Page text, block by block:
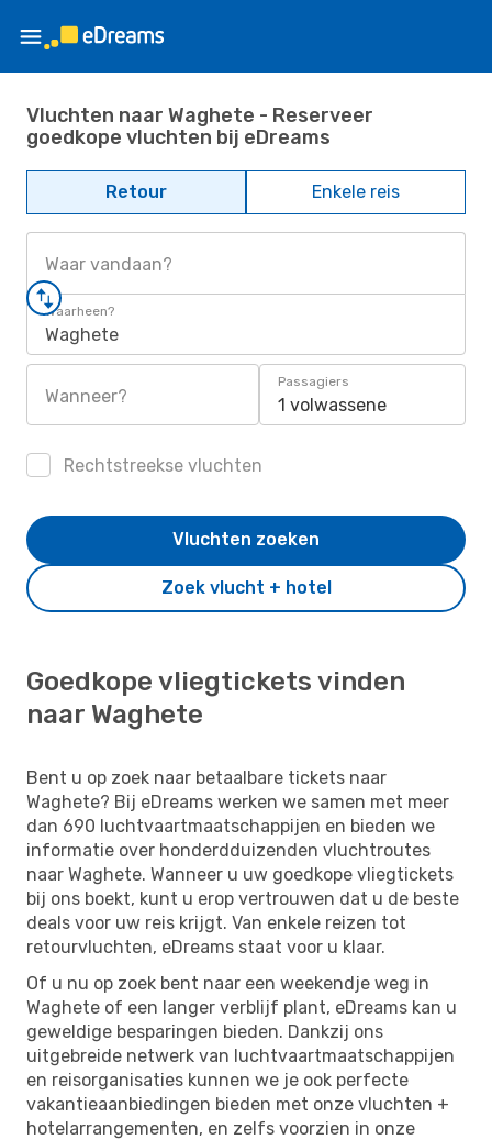
Vluchten naar Waghete - Reserveer
goedkope vluchten bij eDreams
Retour Enkele reis
Waar vandaan?
Waarheen?
Waghete
Wanneer?
Passagiers
1 volwassene
Rechtstreekse vluchten
Zoek vlucht + hotel
Vluchten zoeken
Goedkope vliegtickets vinden
naar Waghete
Bent u op zoek naar betaalbare tickets naar
Waghete? Bij eDreams werken we samen met meer
dan 690 luchtvaartmaatschappijen en bieden we
informatie over honderdduizenden vluchtroutes
naar Waghete. Wanneer u uw goedkope vliegtickets
bij ons boekt, kunt u erop vertrouwen dat u de beste
deals voor uw reis krijgt. Van enkele reizen tot
retourvluchten, eDreams staat voor u klaar.
Of u nu op zoek bent naar een weekendje weg in
Waghete of een langer verblijf plant, eDreams kan u
geweldige besparingen bieden. Dankzij ons
uitgebreide netwerk van luchtvaartmaatschappijen
en reisorganisaties kunnen we je ook perfecte
vakantieaanbiedingen bieden met onze vluchten +
hotelarrangementen, en zelfs voorzien in onze